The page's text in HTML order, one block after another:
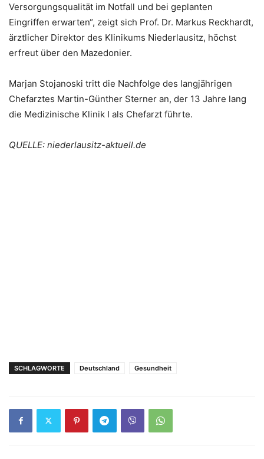
Versorgungsqualität im Notfall und bei geplanten
Eingriffen erwarten“, zeigt sich Prof. Dr. Markus Reckhardt,
ärztlicher Direktor des Klinikums Niederlausitz, höchst
erfreut über den Mazedonier.
Marjan Stojanoski tritt die Nachfolge des langjährigen
Chefarztes Martin-Günther Sterner an, der 13 Jahre lang
die Medizinische Klinik I als Chefarzt führte.
QUELLE: niederlausitz-aktuell.de
SCHLAGWORTE Deutschland Gesundheit